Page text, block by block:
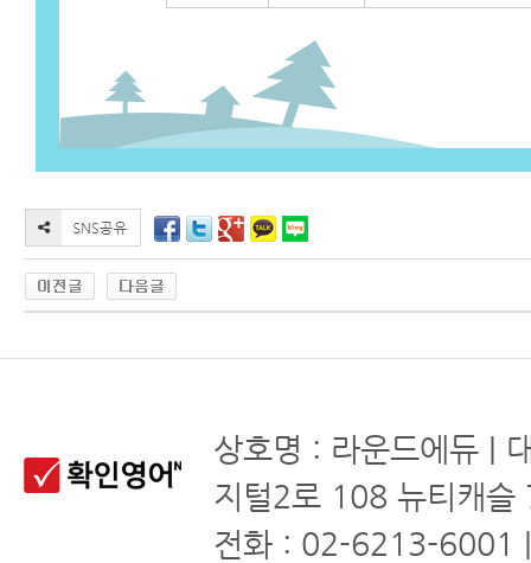
상호명 : 라운드에듀 |
지털2로 108 뉴티캐슬
전화 : 02-6213-6001